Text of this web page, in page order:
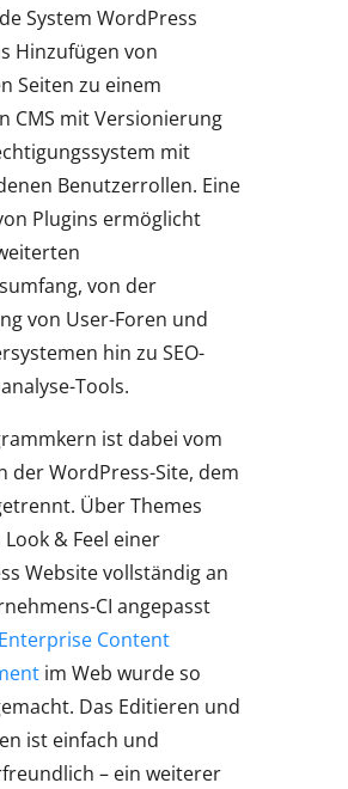
System WordPress
Hinzufügen von
Seiten zu einem
CMS mit Versionierung
mit
Benutzerrollen. Eine
Plugins ermöglicht
von der
von User-Foren und
hin zu SEO-
Tools.
ist dabei vom
der WordPress-Site, dem
Über Themes
& Feel einer
Website vollständig an
CI angepasst
Enterprise Content
im Web wurde so
Das Editieren und
ist einfach und
– ein weiterer